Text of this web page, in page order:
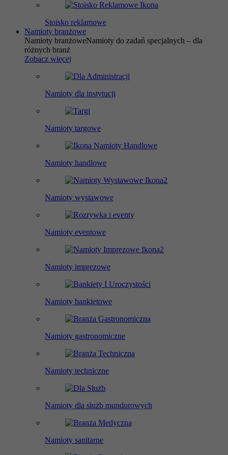
Stoisko reklamowe
Namioty branżowe
Namioty branżoweNamioty do zadań specjalnych – dla
różnych branż
Zobacz więcej
Namioty dla instytucji
Namioty targowe
Namioty handlowe
Namioty wystawowe
Namioty eventowe
Namioty imprezowe
Namioty bankietowe
Namioty gastronomiczne
Namioty techniczne
Namioty dla służb mundurowych
Namioty sanitarne